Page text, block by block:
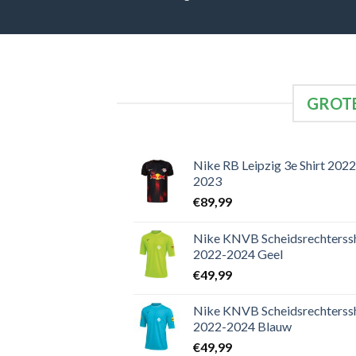
Nike RB Leipzig 3e Shirt
2023
€89,99
Nike KNVB
2022-2024 Geel
€49,99
Nike KNVB
2022-2024 Blauw
€49,99